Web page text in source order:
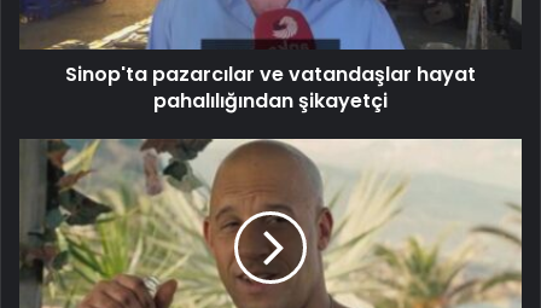
Sinop'ta pazarcılar ve vatandaşlar hayat
pahalılığından şikayetçi